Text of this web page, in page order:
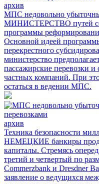
архив
МПС недовольно
МИНИСТЕРСТВО путей
программы
Основной идеей
перекрестного
министерство
пассажирские перевозки
частных компаний. При
остаться в ведении МПС.
архив
Техника безопасности
НЕМЕЦКИЕ банкиры
капиталы. Стремясь
третий и четвертый по
Commerzbank и Dresdner
заявление о ведущихся